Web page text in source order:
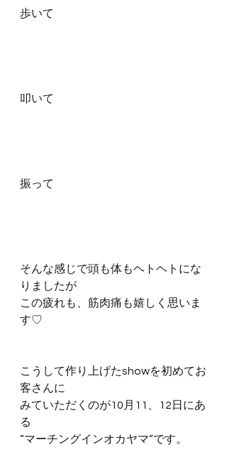
歩いて
叩いて
振って
そんな感じで頭も体もヘトヘトにな
りましたが
この疲れも、筋肉痛も嬉しく思いま
す♡
こうして作り上げたshowを初めてお
客さんに
みていただくのが10月11、12日にあ
る
”マーチングインオカヤマ”です。